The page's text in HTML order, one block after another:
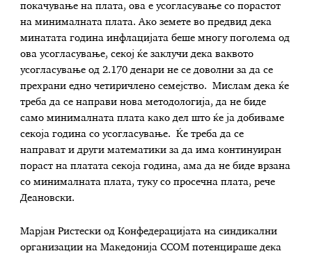
покачување на плата, ова е усогласување со порастот
на минималната плата.Ако земете во предвид дека
минатата година инфлацијата беше многу поголема од
ова усогласување, секој ќе заклучи дека ваквото
усогласување од 2.170 денари не се доволни за да се
прехрани едно четиричлено семејство.Мислам дека ќе
треба да се направи нова методологија, да не биде
само минималната плата како дел што ќе ја добиваме
секоја година со усогласување.
Ќе треба да се
направат и други математики за да има континуиран
пораст на платата секоја година, ама да не биде врзана
со минималната плата, туку со просечна плата, рече
Деановски.
Марјан Ристески од Конфедерацијата на синдикални
организации на Македонија ССОМ потенцираше дека